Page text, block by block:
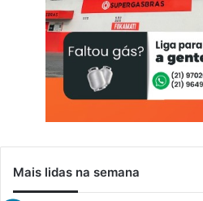
Mais lidas na semana